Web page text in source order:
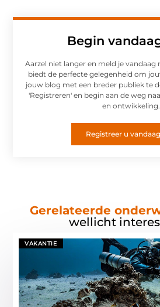
Begin
Aarzel niet langer en meld je vandaag
biedt de perfecte gelegenheid om
jouw blog met een breder publiek te
'Registreren' en begin aan de weg
en ontwikkeling.
Registreer u
Gerelateerde
wellicht
VAKANTIE